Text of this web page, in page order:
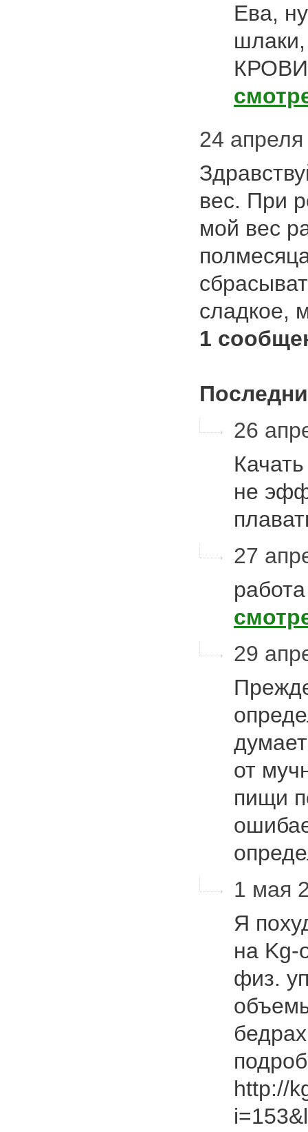
Ева,
24
вес. При
мой вес
сладкое,
1
26
не
27
29
от
пищи
1 мая
Я
на Kg-
физ.
http://